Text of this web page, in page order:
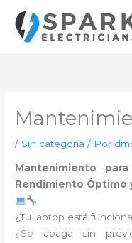
contenido
/ Sin categoría / Por
Mantenimiento
Rendimiento Óptimo
¿Tu laptop está
¿Se apaga sin